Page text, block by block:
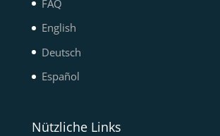
FAQ
English
Deutsch
Español
Nützliche Links